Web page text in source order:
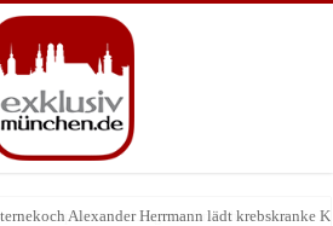
Alexander Herrmann lädt krebskranke
Treffpunkt der Lingerie-Branche wurde